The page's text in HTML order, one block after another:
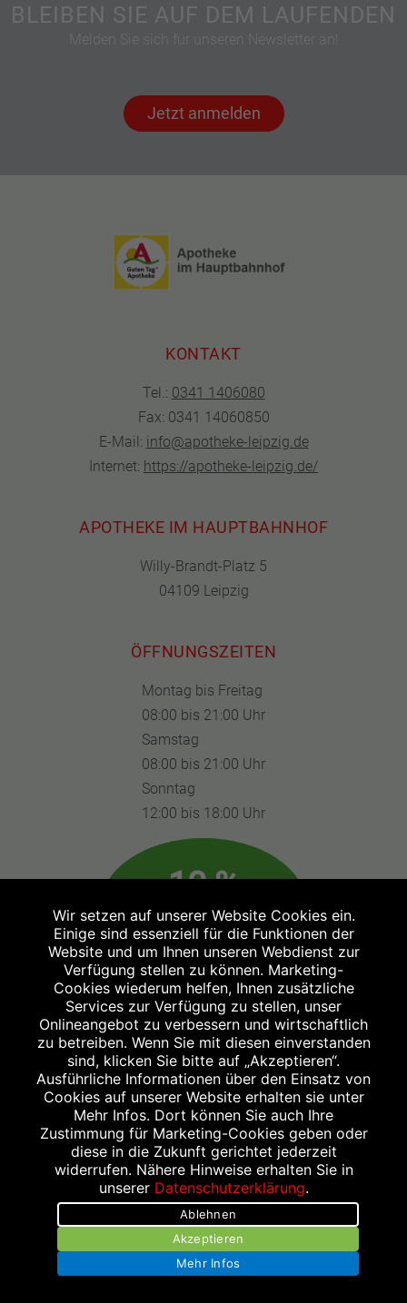
BLEIBEN SIE AUF DEM LAUFENDEN
Melden Sie sich für unseren Newsletter an!
Jetzt anmelden
KONTAKT
Tel.: 0341 1406080
Fax: 0341 14060850
E-Mail: info@apotheke-leipzig.de
Internet: https://apotheke-leipzig.de/
APOTHEKE IM HAUPTBAHNHOF
Willy-Brandt-Platz 5
04109 Leipzig
ÖFFNUNGSZEITEN
Montag bis Freitag
08:00 bis 21:00 Uhr
Samstag
08:00 bis 21:00 Uhr
Sonntag
12:00 bis 18:00 Uhr
10 %
IHR EXKLUSIVER RABATT
Einfach diese Abbildung auf Ihrem
Smartphone vorzeigen und 10 % Rabatt auf
einen Einkauf ab 10,- € oder 15 % Rabatt auf
einen Einkauf ab 20,- € bekommen. Gilt nicht
für das verschreibungspflichtige Sortiment.
Aktionsartikel, Doppelrabattierungen und
Rezeptzuzahlungen sind leider
ausgenommen. Gilt nur bei Abholung in der
Apotheke.
Wir setzen auf unserer Website Cookies ein.
Einige sind essenziell für die Funktionen der
Website und um Ihnen unseren Webdienst zur
Verfügung stellen zu können. Marketing-
Cookies wiederum helfen, Ihnen zusätzliche
Services zur Verfügung zu stellen, unser
Onlineangebot zu verbessern und wirtschaftlich
zu betreiben. Wenn Sie mit diesen einverstanden
sind, klicken Sie bitte auf „Akzeptieren“.
Ausführliche Informationen über den Einsatz von
Cookies auf unserer Website erhalten sie unter
Mehr Infos. Dort können Sie auch Ihre
Zustimmung für Marketing-Cookies geben oder
diese in die Zukunft gerichtet jederzeit
widerrufen. Nähere Hinweise erhalten Sie in
unserer Datenschutzerklärung.
Ablehnen
Akzeptieren
Mehr Infos